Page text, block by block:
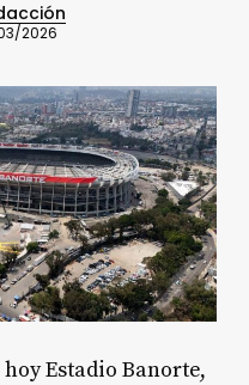
2026
Estadio Banorte,